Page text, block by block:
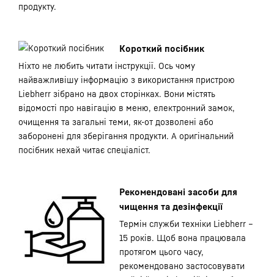
продукту.
Короткий посібник
Ніхто не любить читати інструкції. Ось чому
найважливішу інформацію з використання пристрою
Liebherr зібрано на двох сторінках. Вони містять
відомості про навігацію в меню, електронний замок,
очищення та загальні теми, як-от дозволені або
заборонені для зберігання продукти. А оригінальний
посібник нехай читає спеціаліст.
Рекомендовані засоби для
чищення та дезінфекції
Термін служби техніки Liebherr –
15 років. Щоб вона працювала
протягом цього часу,
рекомендовано застосовувати